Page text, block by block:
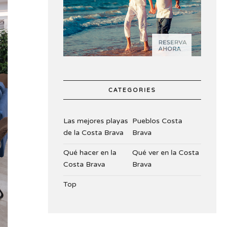
CATEGORIES
Las mejores playas
de la Costa Brava
Pueblos Costa
Brava
Qué hacer en la
Costa Brava
Qué ver en la Costa
Brava
Top